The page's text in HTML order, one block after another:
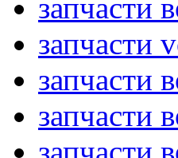
запчасти
запчасти
запчасти
запчасти